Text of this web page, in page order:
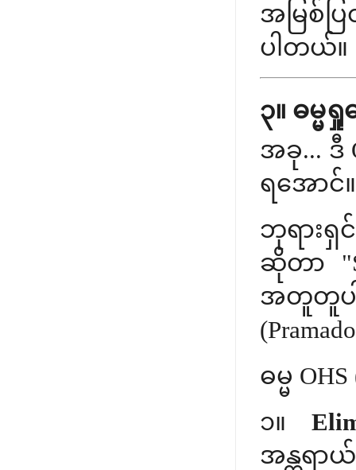
အမြစ်ပ
ပါတယ်။
၃။ ဓမ္မ
အခု...
ရအောင်။
ဘုရားရှ
ဆိုတာ
အတူတူပ
ဓမ္မ
၁။
အန္တရ